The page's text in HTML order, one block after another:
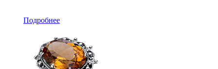
Подробнее